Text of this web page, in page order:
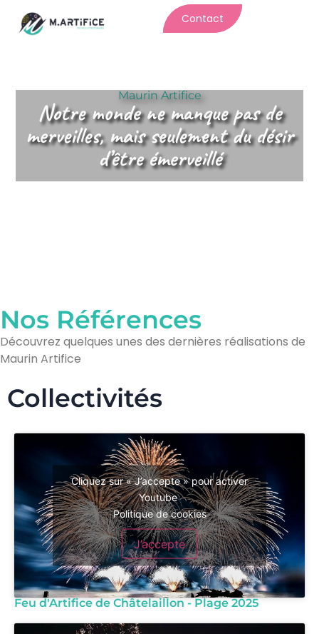
Contact
Maurin Artifice
Notre monde ne manque pas de
merveilles, mais seulement du désir
d’être émerveillé
Nos Références
Découvrez quelques unes des dernières réalisations de
Maurin Artifice
Collectivités
Cliquez sur « J’accepte » pour activer
Youtube
Politique de cookies
J’accepte
Feu d'Artifice de Châtelaillon - Plage 2025